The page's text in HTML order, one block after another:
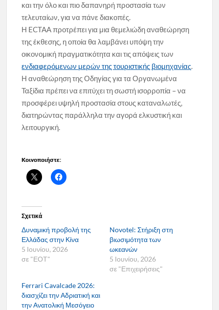
και την όλο και πιο δαπανηρή προστασία των
τελευταίων, για να πάνε διακοπές.
Η ECTAA προτρέπει για μια θεμελιώδη αναθεώρηση
της έκθεσης, η οποία θα λαμβάνει υπόψη την
οικονομική πραγματικότητα και τις απόψεις των
ενδιαφερόμενων μερών της τουριστικής βιομηχανίας.
Η αναθεώρηση της Οδηγίας για τα Οργανωμένα
Ταξίδια πρέπει να επιτύχει τη σωστή ισορροπία – να
προσφέρει υψηλή προστασία στους καταναλωτές,
διατηρώντας παράλληλα την αγορά ελκυστική και
λειτουργική.
Κοινοποιήστε:
Σχετικά
Δυναμική προβολή της
Ελλάδας στην Κίνα
5 Ιουνίου, 2026
σε "ΕΟΤ"
Novotel: Στήριξη στη
βιωσιμότητα των
ωκεανών
5 Ιουνίου, 2026
σε "Επιχειρήσεις"
Ferrari Cavalcade 2026:
διασχίζει την Αδριατική και
την Ανατολική Μεσόγειο